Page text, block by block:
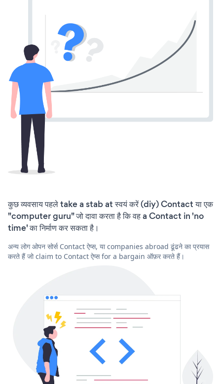
कुछ व्यवसाय पहले take a stab at स्वयं करें (diy) Contact या एक
"computer guru" जो दावा करता है कि वह a Contact in 'no
time' का निर्माण कर सकता है।
अन्य लोग ओपन सोर्स Contact ऐप्स, या companies abroad ढूंढने का प्रयास
करते हैं जो claim to Contact ऐप्स for a bargain ऑफ़र करते हैं।